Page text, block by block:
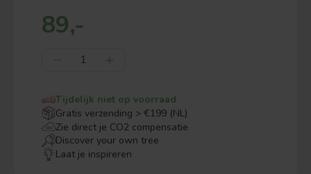
89,-
Tijdelijk niet op voorraad
Gratis verzending > €199 (NL)
Zie direct je CO2 compensatie
Discover your own tree
Laat je inspireren